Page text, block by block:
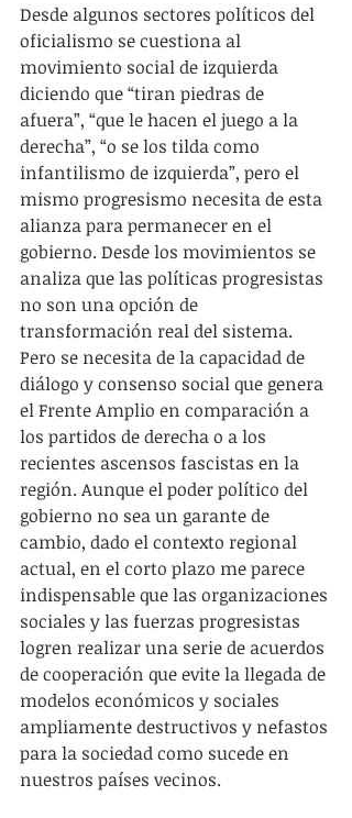
Desde algunos sectores políticos del
oficialismo se cuestiona al
movimiento social de izquierda
diciendo que “tiran piedras de
afuera”, “que le hacen el juego a la
derecha”, “o se los tilda como
infantilismo de izquierda”, pero el
mismo progresismo necesita de esta
alianza para permanecer en el
gobierno. Desde los movimientos se
analiza que las políticas progresistas
no son una opción de
transformación real del sistema.
Pero se necesita de la capacidad de
diálogo y consenso social que genera
el Frente Amplio en comparación a
los partidos de derecha o a los
recientes ascensos fascistas en la
región. Aunque el poder político del
gobierno no sea un garante de
cambio, dado el contexto regional
actual, en el corto plazo me parece
indispensable que las organizaciones
sociales y las fuerzas progresistas
logren realizar una serie de acuerdos
de cooperación que evite la llegada de
modelos económicos y sociales
ampliamente destructivos y nefastos
para la sociedad como sucede en
nuestros países vecinos.